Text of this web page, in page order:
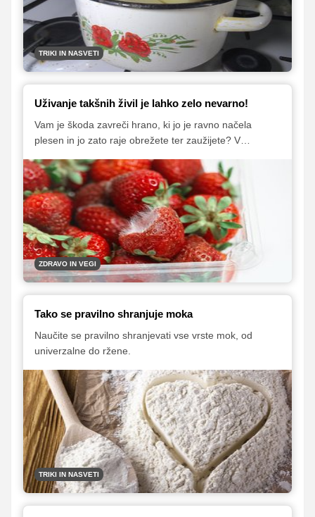
TRIKI IN NASVETI
Uživanje takšnih živil je lahko zelo nevarno!
Vam je škoda zavreči hrano, ki jo je ravno načela
plesen in jo zato raje obrežete ter zaužijete? V
nevarno.
ZDRAVO IN VEGI
Tako se pravilno shranjuje moka
Naučite se pravilno shranjevati vse vrste mok, od
univerzalne do ržene.
TRIKI IN NASVETI